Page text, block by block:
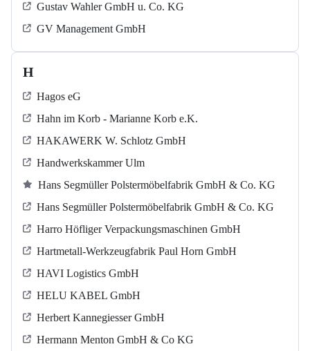
Gustav Wahler GmbH u. Co. KG
GV Management GmbH
H
Hagos eG
Hahn im Korb - Marianne Korb e.K.
HAKAWERK W. Schlotz GmbH
Handwerkskammer Ulm
Hans Segmüller Polstermöbelfabrik GmbH & Co. KG
Hans Segmüller Polstermöbelfabrik GmbH & Co. KG
Harro Höfliger Verpackungsmaschinen GmbH
Hartmetall-Werkzeugfabrik Paul Horn GmbH
HAVI Logistics GmbH
HELU KABEL GmbH
Herbert Kannegiesser GmbH
Hermann Menton GmbH & Co KG